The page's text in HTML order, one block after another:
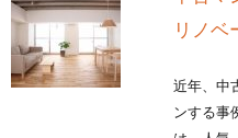
リノベ
近年、中
ンする事